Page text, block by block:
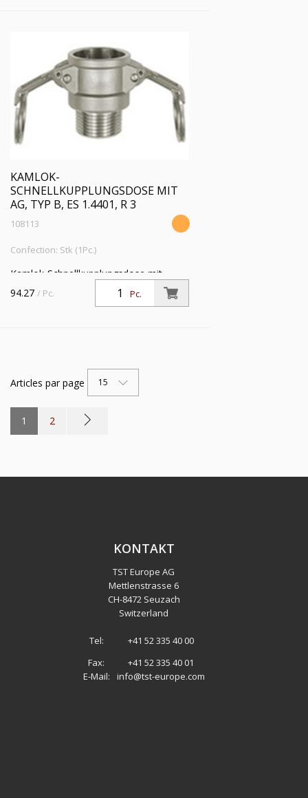
KAMLOK-
SCHNELLKUPPLUNGSDOSE MIT
AG, TYP B, ES 1.4401, R 3
108113
Confection: Stk (1Pc.)
Kamlok-Schnellkupplungsdose mit
Außengewinde, Typ B, ES 1.4401, R 3,
für Stecker-Ø 92 mm, PN max. 16 bar,
Pc.
94.27 / Pc.
Articles par page 15
1 2
KONTAKT
TST Europe AG
Mettlenstrasse 6
CH-8472 Seuzach
Switzerland
Tel:
+41 52 335 40 00
Fax:
+41 52 335 40 01
E-Mail:
info@tst-europe.com